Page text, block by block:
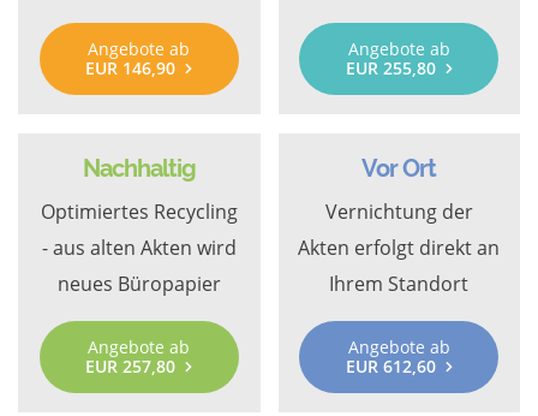
Angebote ab
EUR 146,90
Angebote ab
EUR 255,80
Nachhaltig
Optimiertes Recycling
- aus alten Akten wird
neues Büropapier
Angebote ab
EUR 257,80
Vor Ort
Vernichtung der
Akten erfolgt direkt an
Ihrem Standort
Angebote ab
EUR 612,60